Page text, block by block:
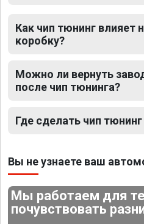
Как чип тюнинг влияет
коробку?
Можно ли вернуть
после чип тюнинга?
Где сделать чип
Вы не узнаете ваш
Мы работаем для
почувствовать